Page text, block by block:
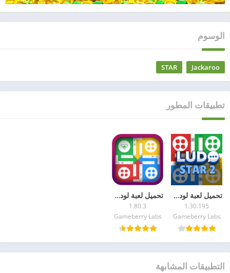
الوسوم
Jackaroo
STAR
تطبيقات المطور
تحميل لعبة لودو ستار ألعب مع الاصدقاء (Ludo Star 2)
1.30.195
Gameberry Labs
تحميل لعبة لودو ستار مجاناً (Ludo STAR)
1.80.3
Gameberry Labs
التطبيقات المشابهة